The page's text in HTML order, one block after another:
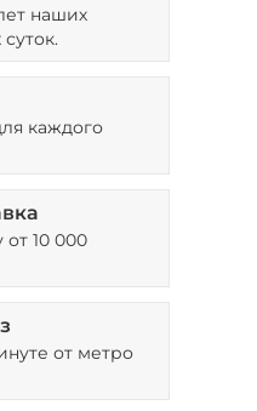
наших
каждого
10 000
от метро